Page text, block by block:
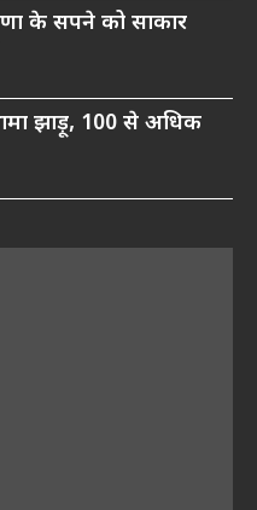
के सपने को साकार
झाड़ू, 100 से अधिक